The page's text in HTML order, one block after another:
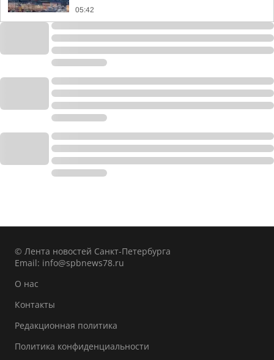
05:42
© Лента новостей Санкт-Петербурга
Email: info@spbnews78.ru
О нас
Контакты
Редакционная политика
Политика конфиденциальности